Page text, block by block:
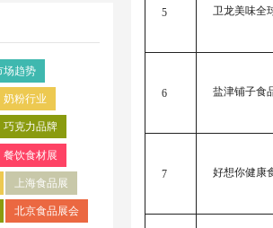
场趋势
奶粉行业
巧克力品牌
餐饮食材展
上海食品展
北京食品展会
5 卫龙美味全
6 盐津铺子食
7 好想你健康